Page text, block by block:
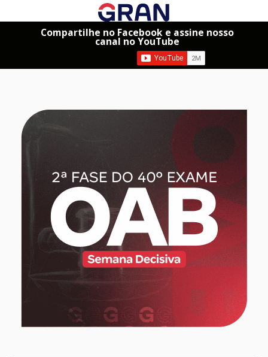
Compartilhe no Facebook e assine nosso
canal no YouTube